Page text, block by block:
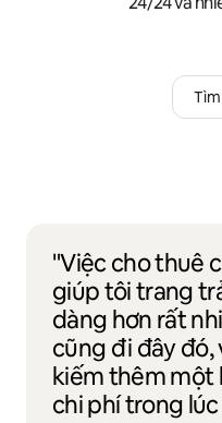
"Việc cho thuê
giúp tôi trang
dàng hơn rất
cũng đi đây
kiếm thêm một
chi phí trong